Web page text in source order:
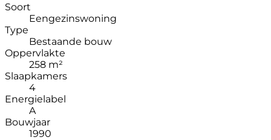
Soort
Eengezinswoning
Type
Bestaande bouw
Oppervlakte
258 m²
Slaapkamers
4
Energielabel
A
Bouwjaar
1990